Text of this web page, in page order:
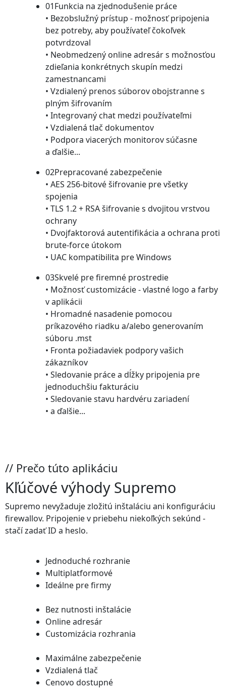
01Funkcia na zjednodušenie práce
• Bezobslužný prístup - možnosť pripojenia
bez potreby, aby používateľ čokoľvek
potvrdzoval
• Neobmedzený online adresár s možnosťou
zdieľania konkrétnych skupín medzi
zamestnancami
• Vzdialený prenos súborov obojstranne s
plným šifrovaním
• Integrovaný chat medzi používateľmi
• Vzdialená tlač dokumentov
• Podpora viacerých monitorov súčasne
a ďalšie...
02Prepracované zabezpečenie
• AES 256-bitové šifrovanie pre všetky
spojenia
• TLS 1.2 + RSA šifrovanie s dvojitou vrstvou
ochrany
• Dvojfaktorová autentifikácia a ochrana proti
brute-force útokom
• UAC kompatibilita pre Windows
03Skvelé pre firemné prostredie
• Možnosť customizácie - vlastné logo a farby
v aplikácii
• Hromadné nasadenie pomocou
príkazového riadku a/alebo generovaním
súboru .mst
• Fronta požiadaviek podpory vašich
zákazníkov
• Sledovanie práce a dĺžky pripojenia pre
jednoduchšiu fakturáciu
• Sledovanie stavu hardvéru zariadení
• a ďalšie...
// Prečo túto aplikáciu
Kľúčové výhody Supremo
Supremo nevyžaduje zložitú inštaláciu ani konfiguráciu
firewallov. Pripojenie v priebehu niekoľkých sekúnd -
stačí zadať ID a heslo.
Jednoduché rozhranie
Multiplatformové
Ideálne pre firmy
Bez nutnosti inštalácie
Online adresár
Customizácia rozhrania
Maximálne zabezpečenie
Vzdialená tlač
Cenovo dostupné